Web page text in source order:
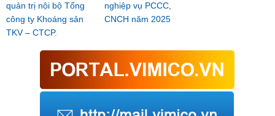
quản trị nội bộ Tổng
công ty Khoáng sản
TKV – CTCP.
nghiệp vụ PCCC,
CNCH năm 2025